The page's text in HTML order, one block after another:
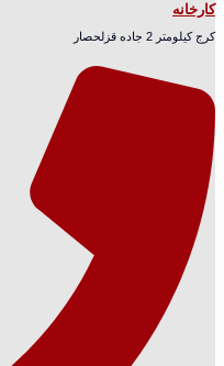
کارخانه
کرج کیلومتر 2 جاده قزلحصار